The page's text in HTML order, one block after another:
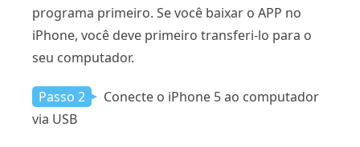
programa primeiro. Se você baixar o APP no
iPhone, você deve primeiro transferi-lo para o
seu computador.
Passo 2
Conecte o iPhone 5 ao computador
via USB